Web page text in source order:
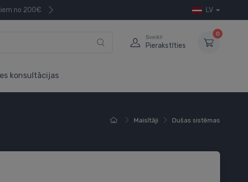
no 200€ LV
Sveiki!
Pierakstīties
0
konsultācijas
Maisītāji Dušas sistēmas